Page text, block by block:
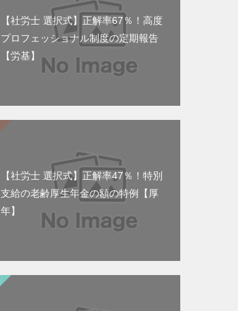
【社労士 選択式】正解率67％！高度
プロフェッショナル制度の定期報告
【労基】
【社労士 選択式】正解率47％！特別
支給の老齢厚生年金の額の特例【厚
年】